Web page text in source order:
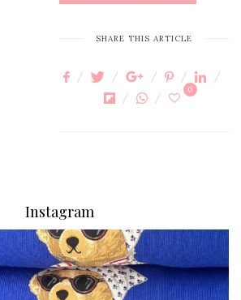
SHARE THIS ARTICLE
0
Instagram